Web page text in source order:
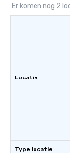
Er komen nog 2
Locatie
Type locatie